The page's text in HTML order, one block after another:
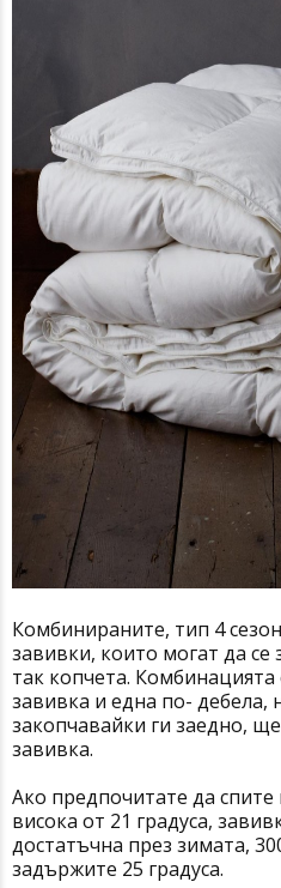
Комбинираните, тип 4
завивки, които могат да се
так копчета.
завивка и една по- дебела,
закопчавайки ги заедно,
завивка.
Ако предпочитате да
висока от 21 градуса,
достатъчна през зимата,
задържите 25 градуса.